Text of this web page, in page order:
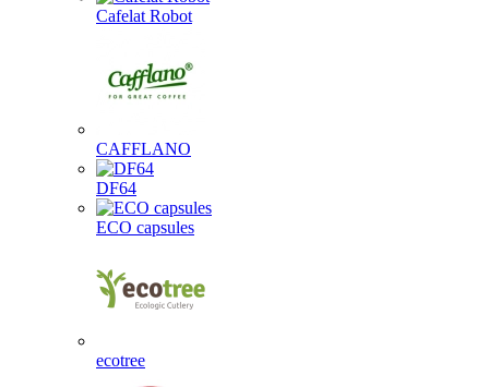
Cafelat Robot
CAFFLANO
DF64
ECO capsules
ecotree